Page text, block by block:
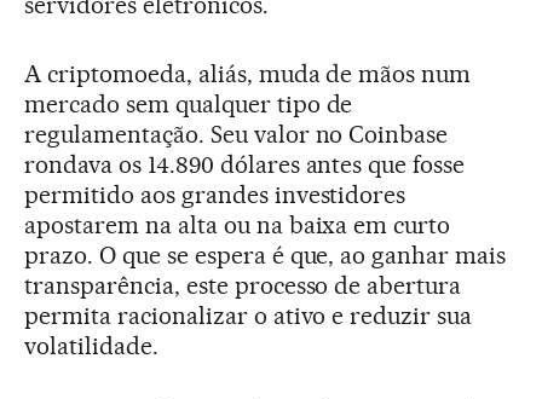
A criptomoeda, aliás, muda de mãos num
mercado sem qualquer tipo de
regulamentação. Seu valor no Coinbase
rondava os 14.890 dólares antes que fosse
permitido aos grandes investidores
apostarem na alta ou na baixa em curto
prazo. O que se espera é que, ao ganhar mais
transparência, este processo de abertura
permita racionalizar o ativo e reduzir sua
volatilidade.